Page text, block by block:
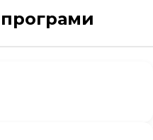
програми